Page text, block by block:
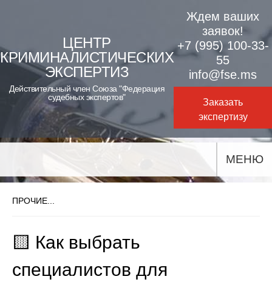
content
ЦЕНТР
КРИМИНАЛИСТИЧЕСКИХ
ЭКСПЕРТИЗ
Действительный член Союза "Федерация
судебных экспертов"
Ждем ваших
заявок!
+7 (995) 100-33-
55
info@fse.ms
Заказать
экспертизу
МЕНЮ
ПРОЧИЕ...
🟨 Как выбрать
специалистов для